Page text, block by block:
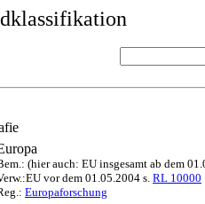
(hier auch: EU insgesamt ab dem
vor dem 01.05.2004 s.RL 10000
Europaforschung